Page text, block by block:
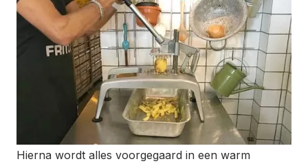
Hierna wordt alles voorgegaard in een warm